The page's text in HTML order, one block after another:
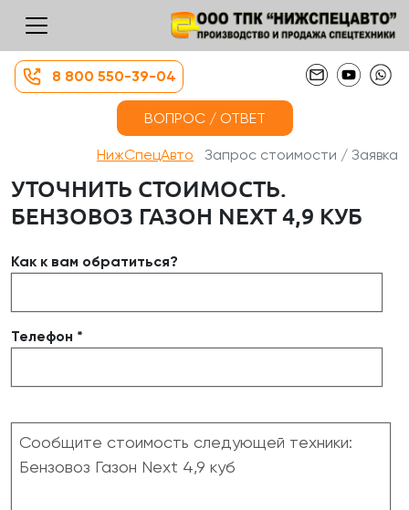
8 800 550-39-04
ВОПРОС / ОТВЕТ
НижСпецАвто Запрос стоимости / Заявка
УТОЧНИТЬ СТОИМОСТЬ.
БЕНЗОВОЗ ГАЗОН NEXT 4,9 КУБ
Как к вам обратиться?
Телефон *